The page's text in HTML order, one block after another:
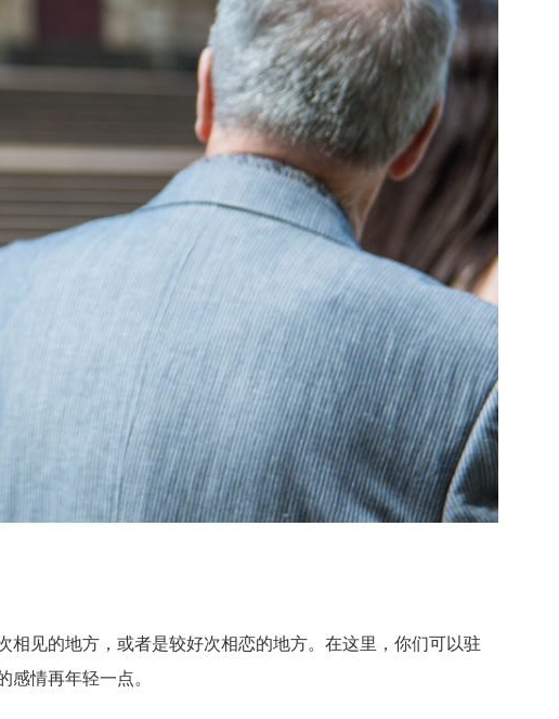
见的地方，或者是较好次相恋的地方。在这里，你们可以驻
情再年轻一点。